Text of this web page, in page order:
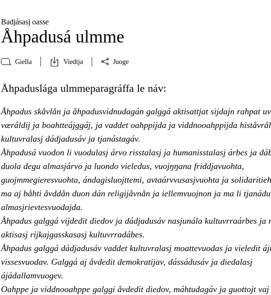
Badjásasj oasse
Åhpadusá ulmme
Giella Viedtja Juoge
Åhpaduslága ulmmeparagráffa le náv:
Åhpadus skåvlån ja åhpadusvidnudagán galggá aktisattjat sijdajn rahpat
væráldij ja boahtteájggáj, ja vaddet oahppijda ja viddnooahppijda
kultuvralasj dádjadusáv ja tjanástagáv.
Åhpadusá vuodon li vuodulasj árvo risstalasj ja humanisstalasj árbes ja
duola degu almasjárvo ja luondo vieledus, vuojŋŋana friddjavuohta,
guojmmegieresvuohta, ándagisluojttemi, avtaárvvusasjvuohta ja
ma aj båhti åvddån duon dán religijåvnån ja iellemvuojnon ja ma li
almasjrievtesvuodajda.
Åhpadus galggá vijdedit diedov ja dádjadusáv nasjunála kultuvrraárbes ja
aktisasj rijkajgasskasasj kultuvrradábes.
Åhpadus galggá dádjadusáv vaddet kultuvralasj moattevuodas ja vieledit
vissesvuodav. Galggá aj åvdedit demokratijav, dássádusáv ja diedalasj
ájádallamvuogev.
Oahppe ja viddnooahppe galggi åvdedit diedov, máhtudagáv ja guottojt